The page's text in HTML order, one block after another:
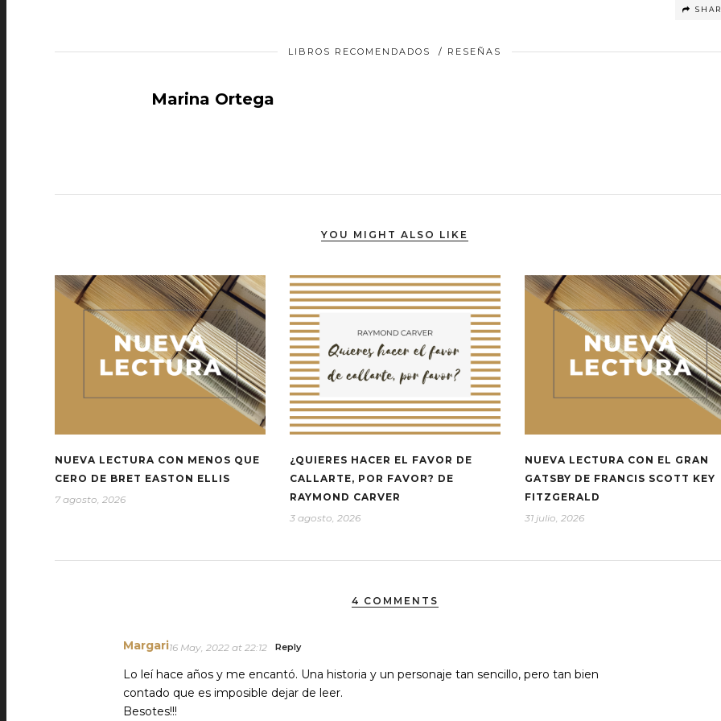
LIBROS RECOMENDADOS / RESEÑAS
Marina Ortega
YOU MIGHT ALSO LIKE
NUEVA LECTURA CON MENOS QUE
CERO DE BRET EASTON ELLIS
7 agosto, 2026
¿QUIERES HACER EL FAVOR DE
CALLARTE, POR FAVOR? DE
RAYMOND CARVER
3 agosto, 2026
NUEVA LECTURA CON EL GRAN
GATSBY DE FRANCIS SCOTT KEY
FITZGERALD
31 julio, 2026
4 COMMENTS
Margari16 May, 2022 at 22:12 Reply
Lo leí hace años y me encantó. Una historia y un personaje tan sencillo, pero tan bien
contado que es imposible dejar de leer.
Besotes!!!